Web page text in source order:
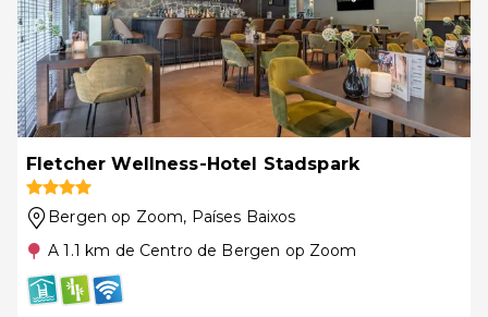
Fletcher Wellness-Hotel Stadspark
Bergen op Zoom, Países Baixos
A 1.1 km de Centro de Bergen op Zoom